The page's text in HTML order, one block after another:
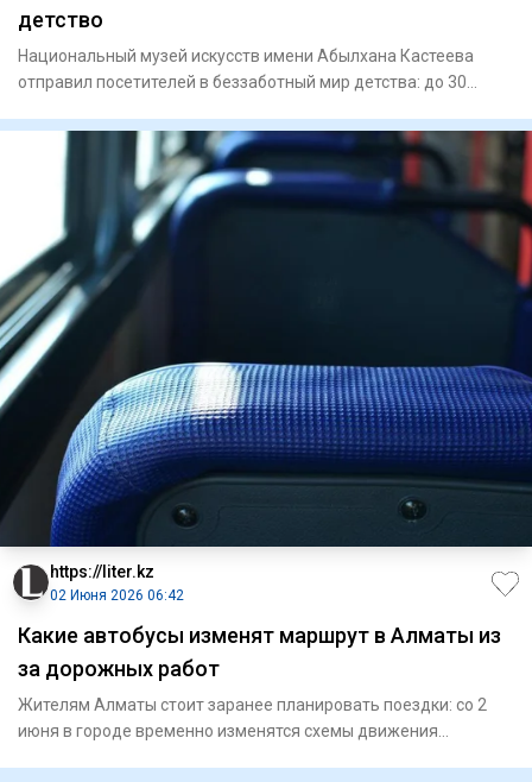
детство
Национальный музей искусств имени Абылхана Кастеева
отправил посетителей в беззаботный мир детства: до 30
https://liter.kz
02 Июня 2026 06:42
Какие автобусы изменят маршрут в Алматы из
за дорожных работ
Жителям Алматы стоит заранее планировать поездки: со 2
июня в городе временно изменятся схемы движения